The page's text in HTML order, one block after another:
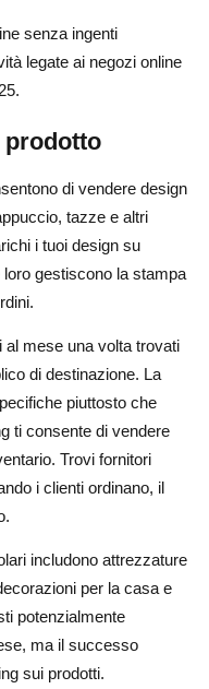
senza ingenti
legate ai negozi online
prodotto
di vendere design
tazze e altri
i tuoi design su
gestiscono la stampa
al mese una volta trovati
di destinazione. La
piuttosto che
ti consente di vendere
Trovi fornitori
i clienti ordinano, il
includono attrezzature
per la casa e
potenzialmente
ma il successo
sui prodotti.